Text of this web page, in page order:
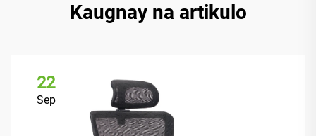
Kaugnay na artikulo
22
Sep